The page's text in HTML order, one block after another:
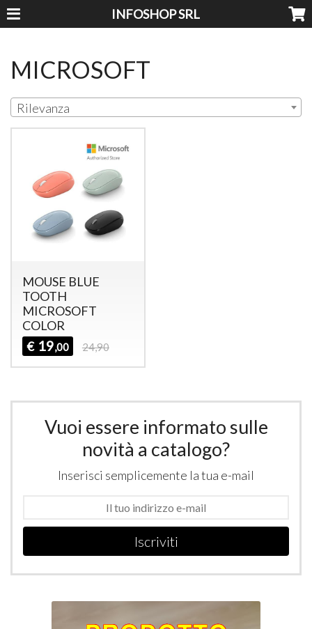
INFOSHOP SRL
MICROSOFT
Rilevanza
MOUSE BLUE
TOOTH
MICROSOFT
COLOR
€ 19,00 24,90
Vuoi essere informato sulle
novità a catalogo?
Inserisci semplicemente la tua e-mail
Iscriviti